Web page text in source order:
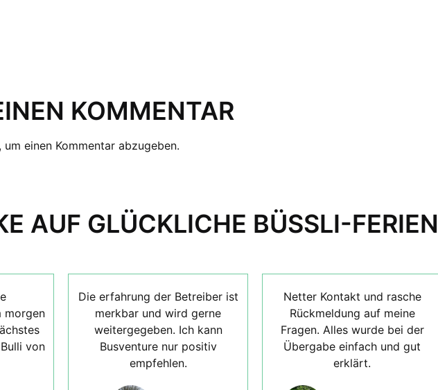
KOMMENTAR
um einen Kommentar abzugeben.
AUF GLÜCKLICHE BÜSSLI-FERIEN
morgen
von
Die erfahrung der Betreiber ist
merkbar und wird gerne
weitergegeben. Ich kann
Busventure nur positiv
empfehlen.
Netter Kontakt und rasche
Rückmeldung auf meine
Fragen. Alles wurde bei der
Übergabe einfach und gut
erklärt.